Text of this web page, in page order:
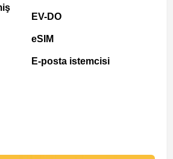
EV-DO
eSIM
E-posta istemcisi